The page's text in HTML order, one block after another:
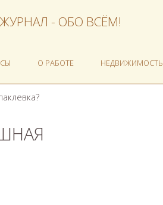
ЖУРНАЛ - ОБО ВСЁМ!
О РАБОТЕ НЕДВИЖИМОСТЬ